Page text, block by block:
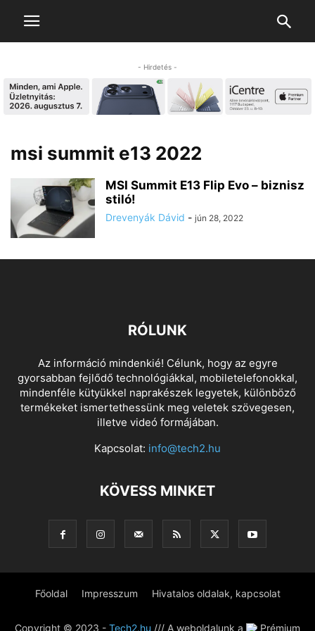
- Hirdetés -
msi summit e13 2022
MSI Summit E13 Flip Evo – biznisz
stiló!
Drevenyák Dávid - jún 28, 2022
RÓLUNK
Az információ mindenkié! Célunk, hogy az egyre
gyorsabban fejlődő technológiákkal, mobiletelefonokkal,
mindenféle kütyükkel naprakészek legyetek, különböző
termékeket ismertethessünk meg veletek szövegesen,
illetve videó formájában.
Kapcsolat: info@tech2.hu
KÖVESS MINKET
Főoldal Impresszum Hivatalos oldalak, kapcsolat
Copyright © 2023 - Tech2.hu /// A weboldalunk a Prémium